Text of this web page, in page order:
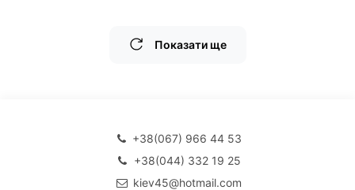
Показати ще
+38(067) 966 44 53
+38(044) 332 19 25
kiev45@hotmail.com